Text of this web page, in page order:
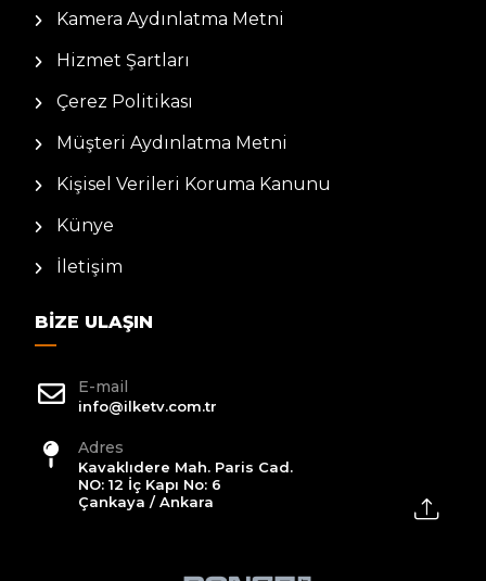
Kamera Aydınlatma Metni
Hizmet Şartları
Çerez Politikası
Müşteri Aydınlatma Metni
Kişisel Verileri Koruma Kanunu
Künye
İletişim
BIZE ULAŞIN
E-mail
info@ilketv.com.tr
Adres
Kavaklıdere Mah. Paris Cad.
NO: 12 İç Kapı No: 6
Çankaya / Ankara